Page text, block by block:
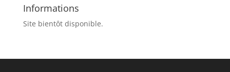
Informations
Site bientôt disponible.